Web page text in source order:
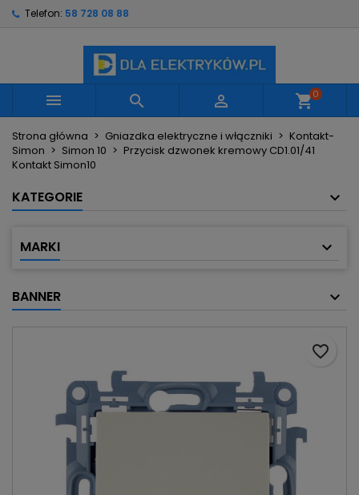
Telefon: 58 728 08 88
   shopping_cart0
Strona główna Gniazdka elektryczne i włączniki
Kontakt-
Simon
Simon 10
Przycisk dzwonek kremowy CD1.01/41
Kontakt Simon10
KATEGORIE
MARKI
BANNER
favorite_border
Utwórz nową listę
Nazwa listy życzeń
Anuluj Utwórz listę życzeń
Musisz być zalogowany by zapisać produkty na
swojej liście życzeń.
Anuluj Zaloguj się